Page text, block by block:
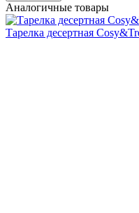
Аналогичные товары
Тарелка десертная